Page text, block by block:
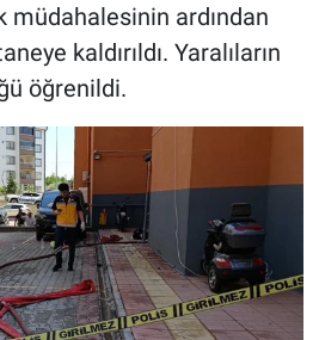
müdahalesinin ardından
kaldırıldı. Yaralıların
öğrenildi.